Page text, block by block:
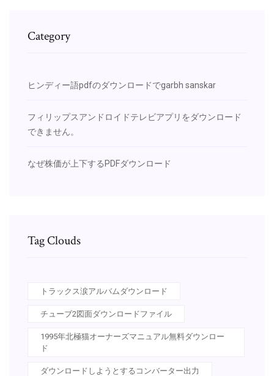
Category
ヒンディー語pdfのダウンロードでgarbh sanskar
フィリップスアンドロイドテレビアプリをダウンロード
できません。
なぜ株価が上下するPDFダウンロード
Tag Clouds
トラックス涙アルバムダウンロード
チューブ2図面ダウンロードファイル
1995年北極猫オーナーズマニュアル無料ダウンロー
ド
ダウンロードしようとするコンバーター出力